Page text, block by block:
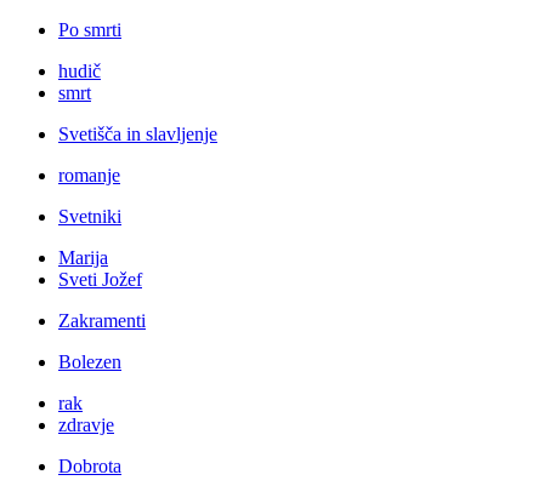
Po smrti
hudič
smrt
Svetišča in slavljenje
romanje
Svetniki
Marija
Sveti Jožef
Zakramenti
Bolezen
rak
zdravje
Dobrota